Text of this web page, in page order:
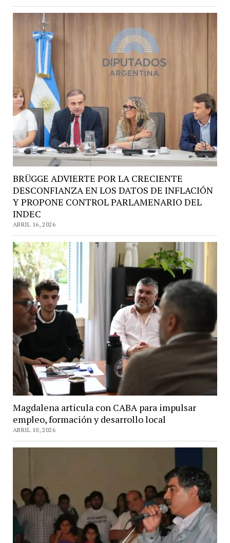
BRÜGGE ADVIERTE POR LA CRECIENTE
DESCONFIANZA EN LOS DATOS DE INFLACIÓN
Y PROPONE CONTROL PARLAMENARIO DEL
INDEC
ABRIL 16, 2026
Magdalena articula con CABA para impulsar
empleo, formación y desarrollo local
ABRIL 10, 2026